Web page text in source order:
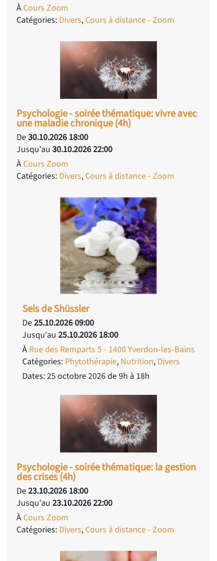
À Cours Zoom
Catégories: Divers, Cours à distance - Zoom
Psychologie - soirée thématique: vivre avec
une maladie chronique (4h)
De30.10.2026 18:00
Jusqu'au 30.10.2026 22:00
À Cours Zoom
Catégories: Divers, Cours à distance - Zoom
Sels de Shüssler
De25.10.2026 09:00
Jusqu'au 25.10.2026 18:00
À Rue des Remparts 5 - 1400 Yverdon-les-Bains
Catégories: Phytothérapie, Nutrition, Divers
Dates: 25 octobre 2026 de 9h à 18h
Psychologie - soirée thématique: la gestion
des crises (4h)
De23.10.2026 18:00
Jusqu'au 23.10.2026 22:00
À Cours Zoom
Catégories: Divers, Cours à distance - Zoom